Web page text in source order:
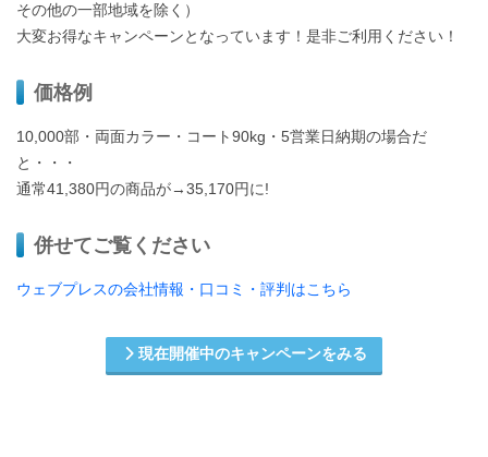
その他の一部地域を除く）
大変お得なキャンペーンとなっています！是非ご利用ください！
価格例
10,000部・両面カラー・コート90kg・5営業日納期の場合だ
と・・・
通常41,380円の商品が→35,170円に!
併せてご覧ください
ウェブプレスの会社情報・口コミ・評判はこちら
現在開催中のキャンペーンをみる